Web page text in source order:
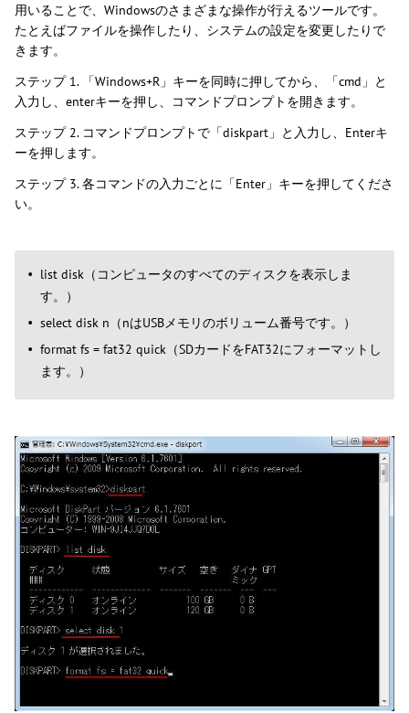
用いることで、Windowsのさまざまな操作が行えるツールです。
たとえばファイルを操作したり、システムの設定を変更したりで
きます。
ステップ 1. 「Windows+R」キーを同時に押してから、「cmd」と
入力し、enterキーを押し、コマンドプロンプトを開きます。
ステップ 2. コマンドプロンプトで「diskpart」と入力し、Enterキ
ーを押します。
ステップ 3. 各コマンドの入力ごとに「Enter」キーを押してくださ
い。
list disk（コンピュータのすべてのディスクを表示しま
す。）
select disk n（nはUSBメモリのボリューム番号です。）
format fs = fat32 quick（SDカードをFAT32にフォーマットし
ます。）